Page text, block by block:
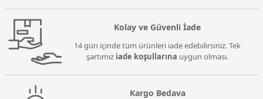
Kolay ve Güvenli İade
14 gün içinde tüm ürünleri iade edebilirsiniz. Tek
şartımız iade koşullarına uygun olması.
Kargo Bedava